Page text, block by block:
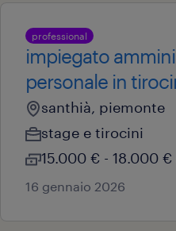
professional
impiegato
personale in
santhià, piemonte
stage e tirocini
15.000 € - 18.000
16 gennaio 2026